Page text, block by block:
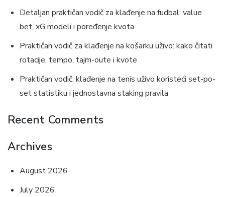
Detaljan praktičan vodič za klađenje na fudbal: value
bet, xG modeli i poređenje kvota
Praktičan vodič za klađenje na košarku uživo: kako čitati
rotacije, tempo, tajm-oute i kvote
Praktičan vodič: klađenje na tenis uživo koristeći set-po-
set statistiku i jednostavna staking pravila
Recent Comments
Archives
August 2026
July 2026